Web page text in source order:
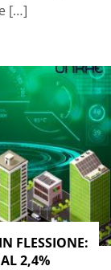
[…]
FLESSIONE:
2,4%